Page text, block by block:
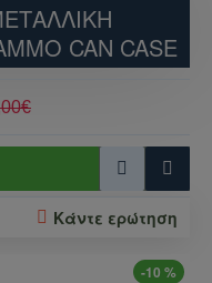
CAN CASE
Κάντε ερώτηση
-10 %